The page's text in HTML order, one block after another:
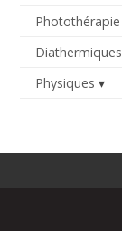
Photothérapie
Diathermiques
Physiques